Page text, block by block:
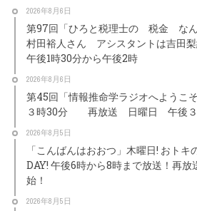
2026年8月6日
第97回「ひろと税理士の 税金 な
村田裕人さん アシスタントは吉
午後1時30分から午後2時
2026年8月6日
第45回「情報推命学ラジオへようこ
３時30分 再放送 日曜日 午後３
2026年8月5日
「こんばんはおおつ」木曜日! おト
DAY! 午後6時から8時まで放送！再
始！
2026年8月5日